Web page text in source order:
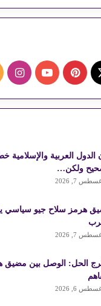
X
ي
ي
ي
ت
Y
b
ن
الدول العربية
ولكن…
7, 2026
هرمز سلاح جيو سياسي
7, 2026
الحل: الوصل بين مضيق
6, 2026